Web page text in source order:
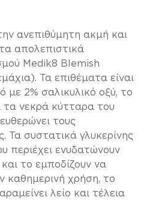
ανεπιθύμητη ακμή και
απολεπιστικά
Medik8 Blemish
Τα επιθέματα είναι
με 2% σαλικυλικό οξύ, το
τα νεκρά κύτταρα του
τους
Τα συστατικά γλυκερίνης
περιέχει ενυδατώνουν
το εμποδίζουν να
καθημερινή χρήση, το
λείο και τέλεια